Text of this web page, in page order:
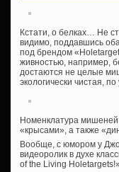
Кстати, о белках… Не
видимо, поддавшись
под брендом «
живностью, например,
достаются не целые
экологически чистая,
Номенклатура мишеней
«крысами», а также
Вообще, с юмором у
видеоролик в духе
of the Living